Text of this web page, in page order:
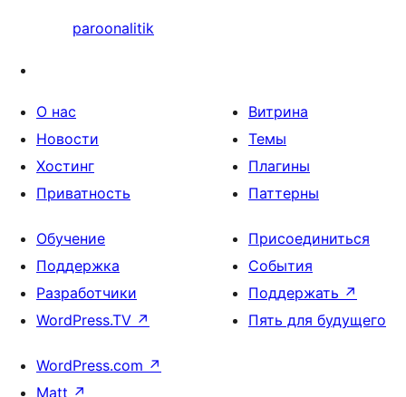
paroonalitik
О нас
Новости
Хостинг
Приватность
Витрина
Темы
Плагины
Паттерны
Обучение
Поддержка
Разработчики
WordPress.TV ↗
Присоединиться
События
Поддержать ↗
Пять для будущего
WordPress.com ↗
Matt ↗